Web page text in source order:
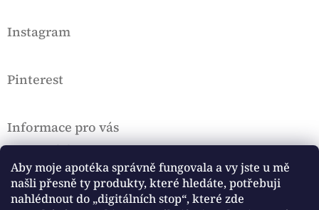
Aby moje apotéka správně fungovala a vy jste u mě
našli přesně ty produkty, které hledáte, potřebuji
nahlédnout do „digitálních stop“, které zde
Instagram
Pinterest
Informace pro vás
Doprava a platba
VOP a Rekl. řád
Podmínky ochrany osobních údajů, Cookies
Hodnocení obchodu